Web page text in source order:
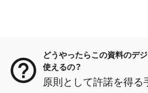
どうやったらこの資料のデ
使えるの？
原則として許諾を得る